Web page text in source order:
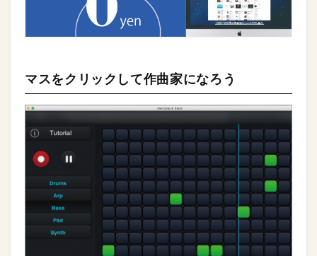
マスをクリックして作曲家になろう